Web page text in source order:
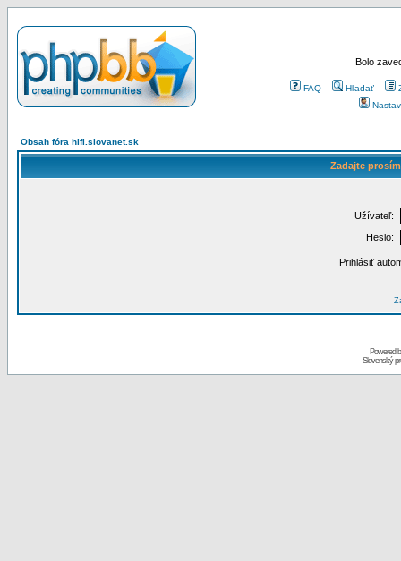
Bolo
FAQ Hľadať
Obsah fóra hifi.slovanet.sk
Zadajte
Užívateľ:
Heslo:
Prihlásiť
Powered
Slovenský